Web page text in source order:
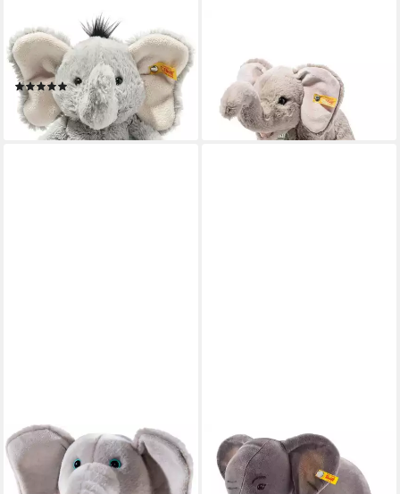
STEIFF
Kuscheltier Soft Cuddly
Friends Ella Elefant
(6)
ab 34,90 €
leider ausverkauft
ab 59,90 €
lieferbar - in 2-3 Werktagen bei dir
HEUNEC®
Kuscheltier Bedrohte Tiere,
Elefant
STEIFF
Kuscheltier Steiff Studio
Elefant, grau, stehend, 75 cm